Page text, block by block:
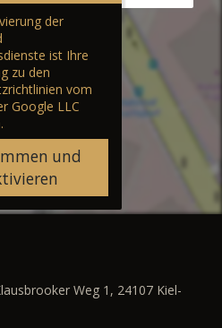
der
ist Ihre
zu den
vom
Google LLC
und
Weg 1, 24107 Kiel-